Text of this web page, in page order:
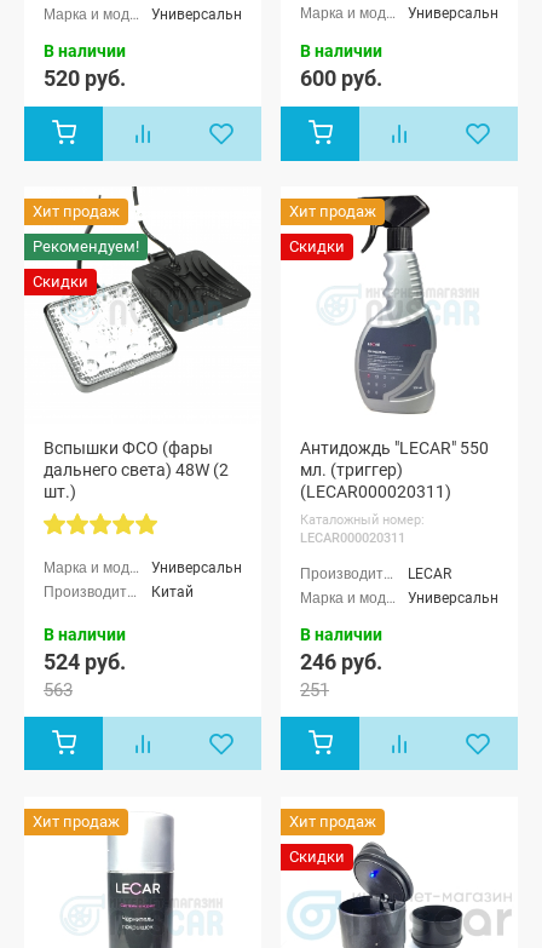
Универсальные
В наличии
520 руб.
Универсальные
В наличии
600 руб.
Хит продаж
Рекомендуем!
Скидки
Вспышки ФСО (фары
дальнего света) 48W (2
шт.)
Универсальные
Китай
В наличии
524 руб.
563
Хит продаж
Скидки
Антидождь "LECAR" 550
мл. (триггер)
(LECAR000020311)
Каталожный номер:
LECAR000020311
LECAR
Универсальные
В наличии
246 руб.
251
Хит продаж
Хит продаж
Скидки